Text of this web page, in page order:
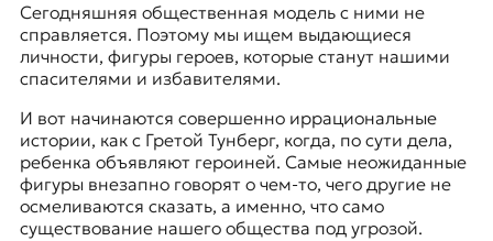
Сегодняшняя общественная модель с ними не
справляется. Поэтому мы ищем выдающиеся
личности, фигуры героев, которые станут нашими
спасителями и избавителями.
И вот начинаются совершенно иррациональные
истории, как с Гретой Тунберг, когда, по сути дела,
ребенка объявляют героиней. Самые неожиданные
фигуры внезапно говорят о чем-то, чего другие не
осмеливаются сказать, а именно, что само
существование нашего общества под угрозой.